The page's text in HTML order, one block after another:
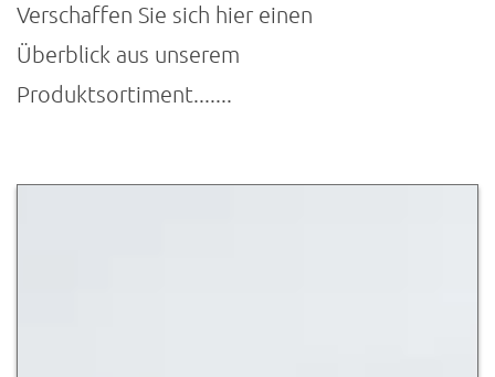
Verschaffen Sie sich hier einen
Überblick aus unserem
Produktsortiment.......